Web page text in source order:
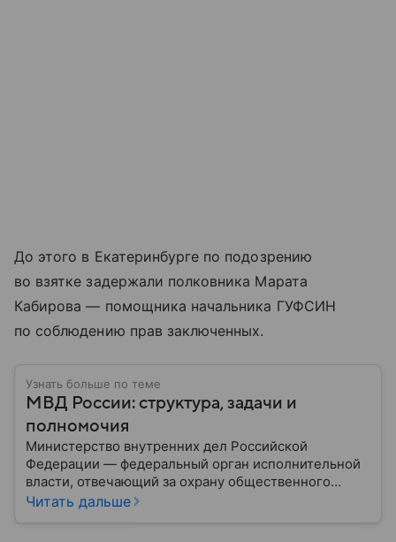
До этого в Екатеринбурге по подозрению
во взятке задержали полковника Марата
Кабирова — помощника начальника ГУФСИН
по соблюдению прав заключенных.
Узнать больше по теме
МВД России: структура, задачи и
полномочия
Министерство внутренних дел Российской
Федерации — федеральный орган исполнительной
власти, отвечающий за охрану общественного
порядка, борьбу с преступностью, обеспечение
Читать дальше